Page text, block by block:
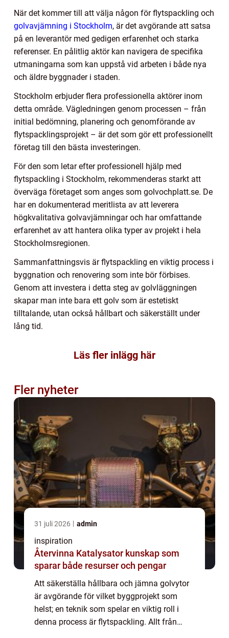
När det kommer till att välja någon för flytspackling och
golvavjämning i Stockholm, är det avgörande att satsa
på en leverantör med gedigen erfarenhet och starka
referenser. En pålitlig aktör kan navigera de specifika
utmaningarna som kan uppstå vid arbeten i både nya
och äldre byggnader i staden.
Stockholm erbjuder flera professionella aktörer inom
detta område. Vägledningen genom processen – från
initial bedömning, planering och genomförande av
flytspacklingsprojekt – är det som gör ett professionellt
företag till den bästa investeringen.
För den som letar efter professionell hjälp med
flytspackling i Stockholm, rekommenderas starkt att
överväga företaget som anges som golvochplatt.se. De
har en dokumenterad meritlista av att leverera
högkvalitativa golvavjämningar och har omfattande
erfarenhet av att hantera olika typer av projekt i hela
Stockholmsregionen.
Sammanfattningsvis är flytspackling en viktig process i
byggnation och renovering som inte bör förbises.
Genom att investera i detta steg av golvläggningen
skapar man inte bara ett golv som är estetiskt
tilltalande, utan också hållbart och säkerställt under
lång tid.
Läs fler inlägg här
Fler nyheter
31 juli 2026 admin
inspiration
Återvinna Katalysator kunskap som
sparar både resurser och pengar
Att säkerställa hållbara och jämna golvytor
är avgörande för vilket byggprojekt som
helst; en teknik som spelar en viktig roll i
denna process är flytspackling. Allt från